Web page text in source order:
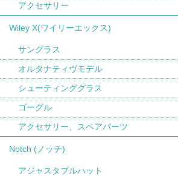
アクセサリー
Wiley X(ワイリーエックス)
サングラス
オルタナティヴモデル
シューティンググラス
ゴーグル
アクセサリー、スペアパーツ
Notch (ノッチ)
アジャスタブルハット